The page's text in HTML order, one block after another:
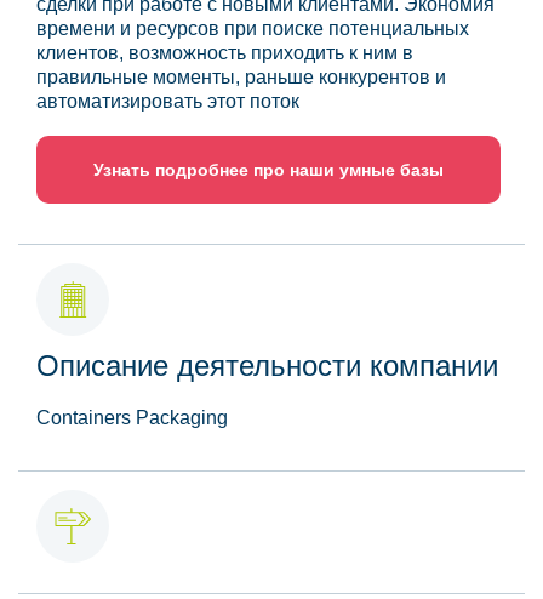
сделки при работе с новыми клиентами. Экономия
времени и ресурсов при поиске потенциальных
клиентов, возможность приходить к ним в
правильные моменты, раньше конкурентов и
автоматизировать этот поток
Узнать подробнее про наши умные базы
Описание деятельности компании
Containers Packaging